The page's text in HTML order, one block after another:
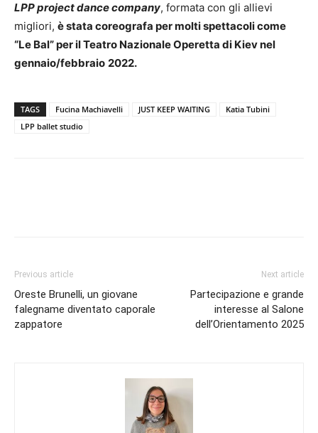
LPP project dance company, formata con gli allievi
migliori, è stata coreografa per molti spettacoli come
“Le Bal” per il Teatro Nazionale Operetta di Kiev nel
gennaio/febbraio 2022.
TAGS Fucina Machiavelli JUST KEEP WAITING
Katia Tubini
LPP ballet studio
Previous article
Oreste Brunelli, un giovane
falegname diventato caporale
zappatore
Next article
Partecipazione e grande
interesse al Salone
dell’Orientamento 2025